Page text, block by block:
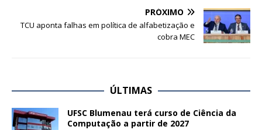
PRÓXIMO
TCU aponta falhas em política de alfabetização e
cobra MEC
ÚLTIMAS
UFSC Blumenau terá curso de Ciência da
Computação a partir de 2027